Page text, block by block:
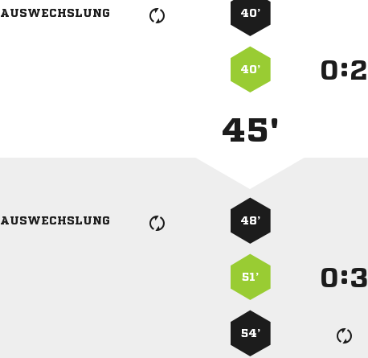
AUSWECHSLUNG 40’
40’ :
45'
AUSWECHSLUNG 48’
51’ :
54’